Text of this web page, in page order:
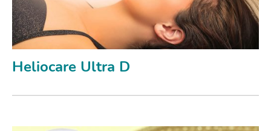
Heliocare Ultra D